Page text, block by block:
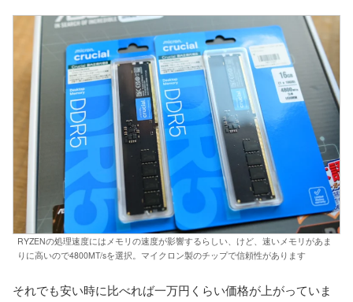
RYZENの処理速度にはメモリの速度が影響するらしい、けど、速いメモリがあま
りに高いので4800MT/sを選択。マイクロン製のチップで信頼性があります
それでも安い時に比べれば一万円くらい価格が上がっていま